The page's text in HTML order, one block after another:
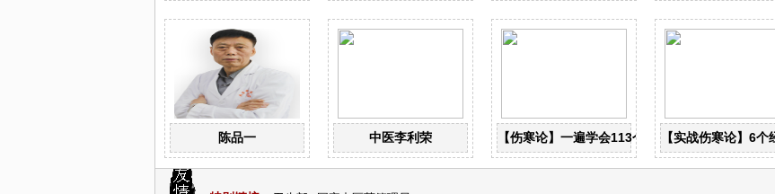
陈品一 中医李利荣 【伤寒论】一遍学会113个古典经方！【实战伤寒论】6个